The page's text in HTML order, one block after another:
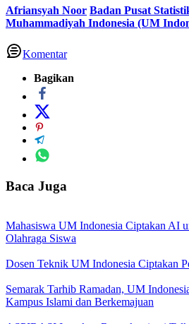
Afriansyah Noor Badan Pusat
Muhammadiyah Indonesia (UM
Komentar
Bagikan
Baca Juga
Mahasiswa UM Indonesia Ciptakan AI
Olahraga Siswa
Dosen Teknik UM Indonesia Ciptakan
Semarak Tarhib Ramadan, UM
Kampus Islami dan Berkemajuan